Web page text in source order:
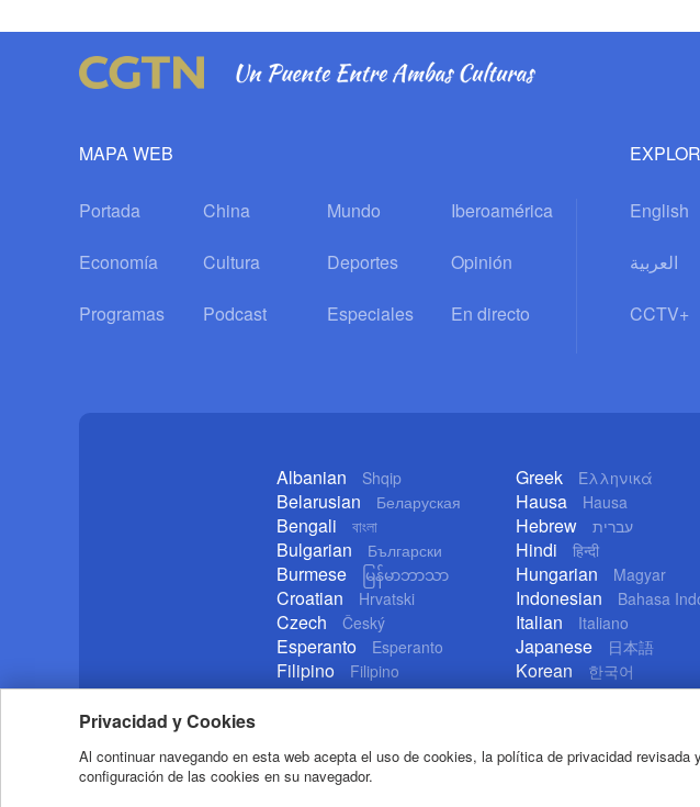
Privacidad y Cookies
Al continuar navegando en esta web acepta el uso de cookies, la política de privacidad
configuración de las cookies en su navegador.
MAPA WEB
Portada China Mundo Iberoamérica
Economía Cultura Deportes Opinión
Programas Podcast Especiales En directo
English
العربية
CCTV+
Albanian Shqip
Belarusian Беларуская
Bengali বাংলা
Bulgarian Български
Burmese မြန်မာဘာသာ
Croatian Hrvatski
Czech Český
Esperanto Esperanto
Filipino Filipino
German Deutsch
Greek Ελληνικά
Hausa Hausa
Hebrew עברית
Hindi हिन्दी
Hungarian Magyar
Indonesian Bahasa
Italian Italiano
Japanese 日本語
Korean 한국어
Lao ລາວ